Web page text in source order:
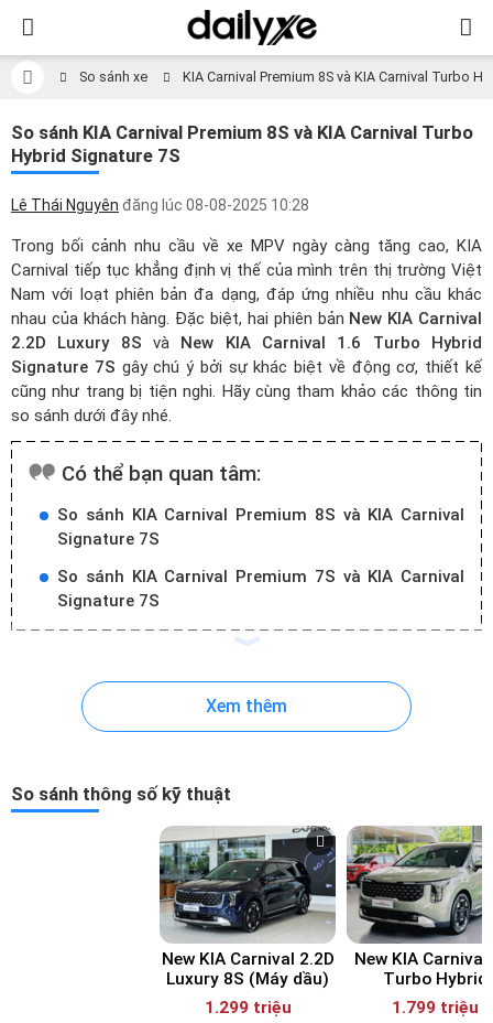
So sánh xe KIA Carnival Premium 8S​​​ và KIA Carnival Turbo
So sánh KIA Carnival Premium 8S​​​ và KIA Carnival Turbo
Hybrid Signature 7S
Lê Thái Nguyên đăng lúc 08-08-2025 10:28
Trong bối cảnh nhu cầu về xe MPV ngày càng tăng cao, KIA
Carnival tiếp tục khẳng định vị thế của mình trên thị trường Việt
Nam với loạt phiên bản đa dạng, đáp ứng nhiều nhu cầu khác
nhau của khách hàng. Đặc biệt, hai phiên bản New KIA Carnival
2.2D Luxury 8S và New KIA Carnival 1.6 Turbo Hybrid
Signature 7S gây chú ý bởi sự khác biệt về động cơ, thiết kế
cũng như trang bị tiện nghi. Hãy cùng tham khảo các thông tin
so sánh dưới đây nhé.
Có thể bạn quan tâm:
So sánh KIA Carnival Premium 8S​​​ và KIA Carnival
Signature 7S​​
So sánh KIA Carnival Premium 7S và KIA Carnival
Signature 7S​​
Xem thêm
So sánh thông số kỹ thuật
New KIA Carnival 2.2D
Luxury 8S​ (Máy dầu)
1.299 triệu
New KIA Carnival
Turbo Hybrid
Signature 7S
1.799 triệu